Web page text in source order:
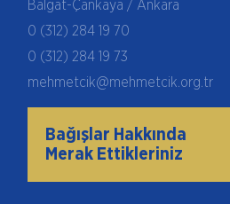
Balgat-Çankaya / Ankara
0 (312) 284 19 70
0 (312) 284 19 73
mehmetcik@mehmetcik.org.tr
Bağışlar Hakkında
Merak Ettikleriniz